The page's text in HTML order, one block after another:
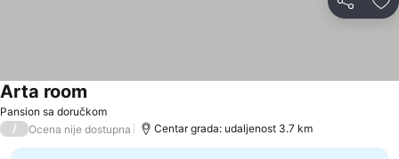
Deli
Pansion sa doručkom
Arta room
/ Ocena nije dostupna Centar grada: udaljenost 3.7 km